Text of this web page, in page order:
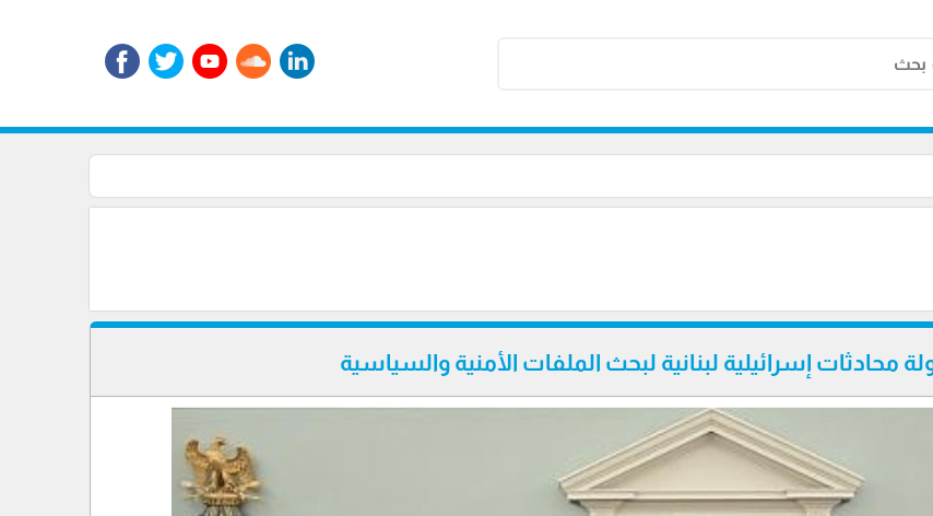
إسرائيلية لبنانية لبحث الملفات الأمنية والسياسية